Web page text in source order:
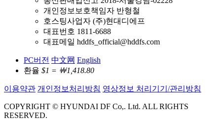
개인정보보호책임자 반형철
호스팅사업자 (주)현대디에프
대표번호 1811-6688
대표메일 hddfs_official@hddfs.com
PC버전 中文网 English
환율 $1 = ￦1,418.80
이용약관 개인정보처리방침 영상정보 처리기기/관리방침
COPYRIGHT © HYUNDAI DF Co,. Ltd. ALL RIGHTS
RESERVED.